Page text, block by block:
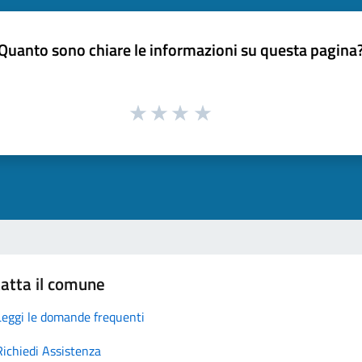
sono chiare le informazioni su questa
il comune
le domande frequenti
Assistenza